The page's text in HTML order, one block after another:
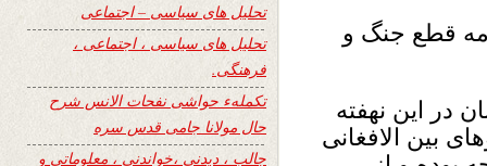
قطع جنگ و
در این نهفته
بین الافغانی
تحلیل های سیاسی – اجتماعی
تحلیل های سیاسی ، اجتماعی ،
فرهنگی.
تکملهء حواشی نفحات الانس شرح
حال مولانا جامی قدس سره
جالب ، دیدنی ،خواندنی ، معلوماتی و